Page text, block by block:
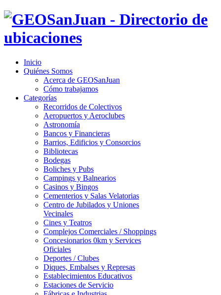
Inicio
Quiénes Somos
Acerca de GEOSanJuan
Cómo trabajamos
Categorías
Recorridos de Colectivos
Aeropuertos y Aeroclubes
Astronomía
Bancos y Financieras
Barrios, Edificios y Consorcios
Bibliotecas
Bodegas
Boliches y Pubs
Campings y Balnearios
Casinos y Bingos
Cementerios y Salas Velatorias
Centro de Jubilados y Uniones
Vecinales
Cines y Teatros
Complejos Comerciales / Shoppings
Concesionarios 0km y Services
Oficiales
Deportes / Clubes
Diques, Embalses y Represas
Establecimientos Educativos
Estaciones de Servicio